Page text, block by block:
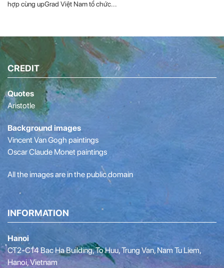
hợp cùng upGrad Việt Nam tổ chức...
CREDIT
Quotes
Aristotle
Background images
Vincent Van Gogh paintings
Oscar Claude Monet paintings
All the images are in the public domain
INFORMATION
Hanoi
CT2-C14 Bac Ha Building, To Huu, Trung Van, Nam Tu Liem,
Hanoi, Vietnam